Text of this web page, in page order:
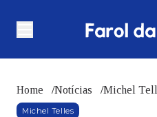
Home /Notícias /Michel
Michel Telles